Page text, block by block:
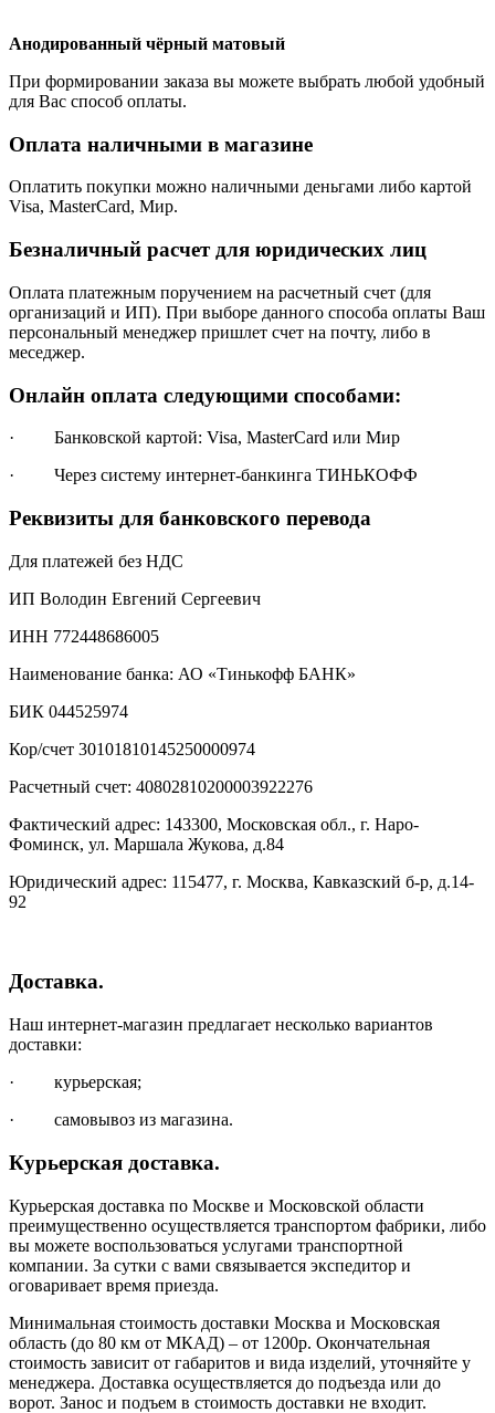
Анодированный чёрный матовый
При формировании заказа вы можете выбрать любой удобный
для Вас способ оплаты.
Оплата наличными в магазине
Оплатить покупки можно наличными деньгами либо картой
Visa, MasterCard, Мир.
Безналичный расчет для юридических лиц
Оплата платежным поручением на расчетный счет (для
организаций и ИП). При выборе данного способа оплаты Ваш
персональный менеджер пришлет счет на почту, либо в
меседжер.
Онлайн оплата следующими способами:
· Банковской картой: Visa, MasterCard или Мир
· Через систему интернет-банкинга ТИНЬКОФФ
Реквизиты для банковского перевода
Для платежей без НДС
ИП Володин Евгений Сергеевич
ИНН 772448686005
Наименование банка: АО «Тинькофф БАНК»
БИК 044525974
Кор/счет 30101810145250000974
Расчетный счет: 40802810200003922276
Фактический адрес: 143300, Московская обл., г. Наро-
Фоминск, ул. Маршала Жукова, д.84
Юридический адрес: 115477, г. Москва, Кавказский б-р, д.14-
92
Доставка.
Наш интернет-магазин предлагает несколько вариантов
доставки:
· курьерская;
· самовывоз из магазина.
Курьерская доставка.
Курьерская доставка по Москве и Московской области
преимущественно осуществляется транспортом фабрики, либо
вы можете воспользоваться услугами транспортной
компании. За сутки с вами связывается экспедитор и
оговаривает время приезда.
Минимальная стоимость доставки Москва и Московская
область (до 80 км от МКАД) – от 1200р. Окончательная
стоимость зависит от габаритов и вида изделий, уточняйте у
менеджера. Доставка осуществляется до подъезда или до
ворот. Занос и подъем в стоимость доставки не входит.